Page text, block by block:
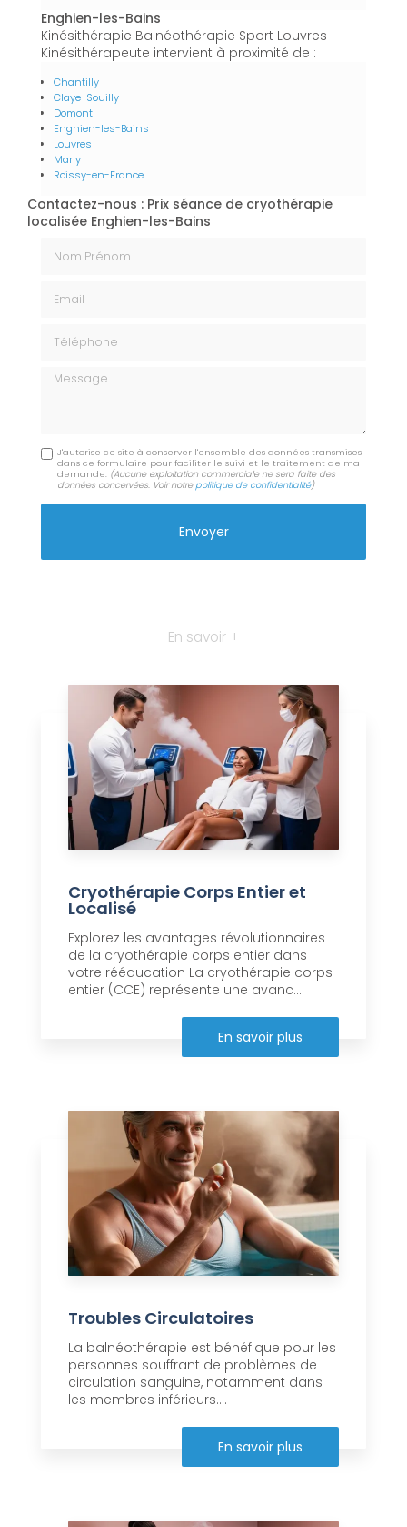
Enghien-les-Bains
Kinésithérapie Balnéothérapie Sport Louvres
Kinésithérapeute intervient à proximité de :
Chantilly
Claye-Souilly
Domont
Enghien-les-Bains
Louvres
Marly
Roissy-en-France
Contactez-nous : Prix séance de cryothérapie
localisée Enghien-les-Bains
Message
J'autorise ce site à conserver l'ensemble des données transmises
dans ce formulaire pour faciliter le suivi et le traitement de ma
demande. (Aucune exploitation commerciale ne sera faite des
données concervées. Voir notrepolitique de confidentialité)
En savoir +
Cryothérapie Corps Entier et
Localisé
Explorez les avantages révolutionnaires
de la cryothérapie corps entier dans
votre rééducation La cryothérapie corps
entier (CCE) représente une avanc...
En savoir plus
Troubles Circulatoires
La balnéothérapie est bénéfique pour les
personnes souffrant de problèmes de
circulation sanguine, notamment dans
les membres inférieurs....
En savoir plus